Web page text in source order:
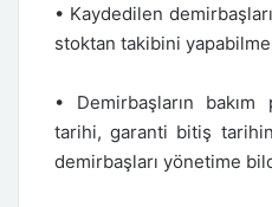
• Kaydedilen
stoktan takibini yapabilme
• Demirbaşların
tarihi, garanti bitiş
demirbaşları yönetime